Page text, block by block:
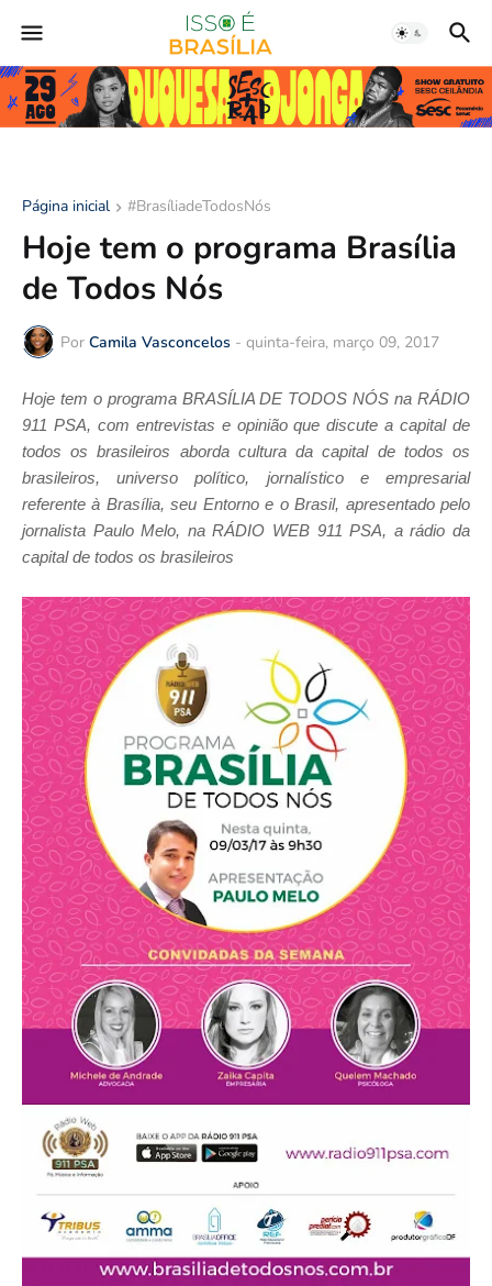
Página inicial #BrasíliadeTodosNós
Hoje tem o programa Brasília
de Todos Nós
Por Camila Vasconcelos - quinta-feira, março 09, 2017
Hoje tem o programa BRASÍLIA DE TODOS NÓS na RÁDIO
911 PSA, com entrevistas e opinião que discute a capital de
todos os brasileiros aborda cultura da capital de todos os
brasileiros, universo político, jornalístico e empresarial
referente à Brasília, seu Entorno e o Brasil, apresentado pelo
jornalista Paulo Melo, na RÁDIO WEB 911 PSA, a rádio da
capital de todos os brasileiros